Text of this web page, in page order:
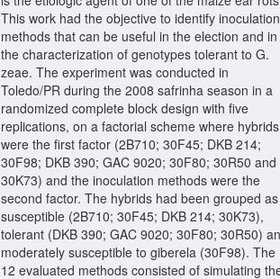
This work had the objective to identify inoculation
methods that can be useful in the election and in
the characterization of genotypes tolerant to G.
zeae. The experiment was conducted in
Toledo/PR during the 2008 safrinha season in a
randomized complete block design with five
replications, on a factorial scheme where hybrids
were the first factor (2B710; 30F45; DKB 214;
30F98; DKB 390; GAC 9020; 30F80; 30R50 and
30K73) and the inoculation methods were the
second factor. The hybrids had been grouped as
susceptible (2B710; 30F45; DKB 214; 30K73),
tolerant (DKB 390; GAC 9020; 30F80; 30R50)
moderately susceptible to giberela (30F98). The
12 evaluated methods consisted of simulating